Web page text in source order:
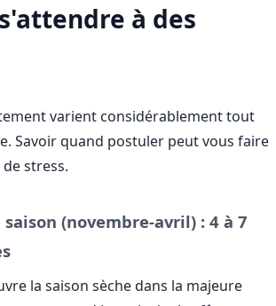
à des
varient considérablement tout
Savoir quand postuler peut vous faire
stress.
(novembre-avril) : 4 à 7
la saison sèche dans la majeure